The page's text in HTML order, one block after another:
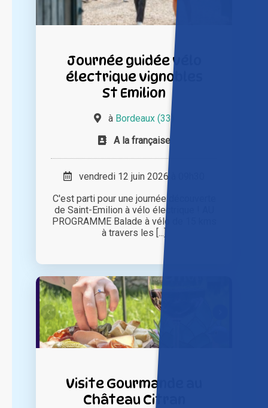
Journée guidée vélo
électrique vignobles
St Emilion
à Bordeaux (33)
A la française
vendredi 12 juin 2026 à 09h30
C'est parti pour une journée découverte
de Saint-Emilion à vélo électrique ! AU
PROGRAMME Balade à vélo de 15 kms
à travers les [...]
Visite Gourmande au
Château Citran